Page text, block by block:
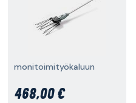
monitoimityökaluun
468,00 €